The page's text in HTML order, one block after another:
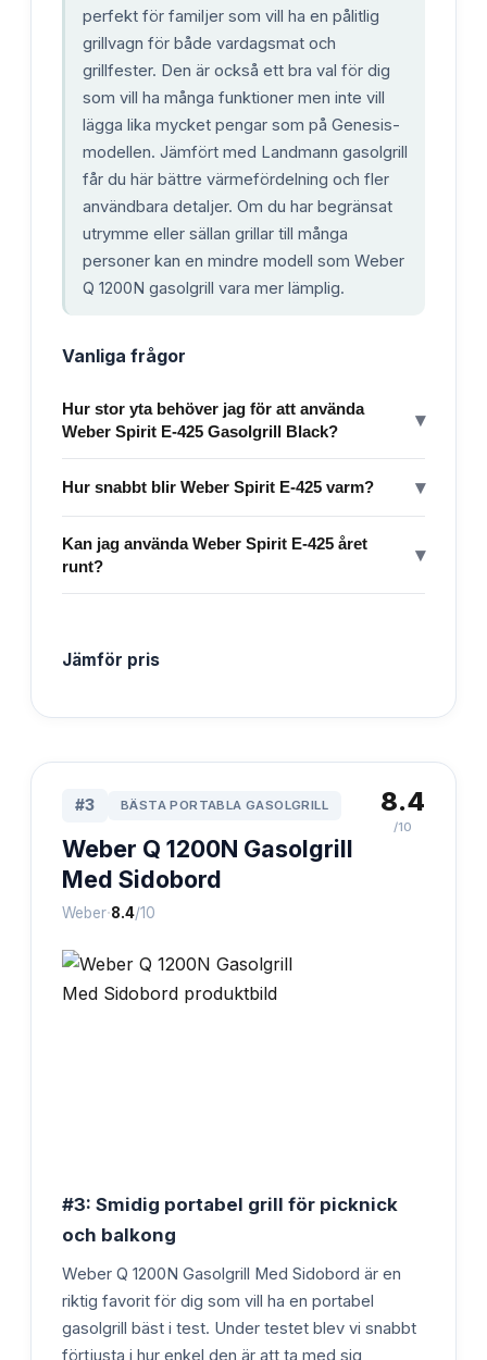
perfekt för familjer som vill ha en pålitlig
grillvagn för både vardagsmat och
grillfester. Den är också ett bra val för dig
som vill ha många funktioner men inte vill
lägga lika mycket pengar som på Genesis-
modellen. Jämfört med Landmann gasolgrill
får du här bättre värmefördelning och fler
användbara detaljer. Om du har begränsat
utrymme eller sällan grillar till många
personer kan en mindre modell som Weber
Q 1200N gasolgrill vara mer lämplig.
Vanliga frågor
Hur stor yta behöver jag för att använda
Weber Spirit E-425 Gasolgrill Black?
▾
Hur snabbt blir Weber Spirit E-425 varm? ▾
Kan jag använda Weber Spirit E-425 året
runt?
▾
Jämför pris
#3 BÄSTA PORTABLA GASOLGRILL
Weber Q 1200N Gasolgrill
Med Sidobord
Weber·8.4/10
8.4
/10
#3: Smidig portabel grill för picknick
och balkong
Weber Q 1200N Gasolgrill Med Sidobord är en
riktig favorit för dig som vill ha en portabel
gasolgrill bäst i test. Under testet blev vi snabbt
förtjusta i hur enkel den är att ta med sig,